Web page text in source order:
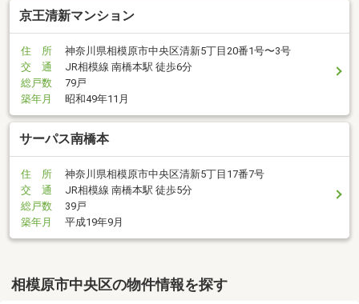
京王清新マンション
住 所
神奈川県相模原市中央区清新5丁目20番1号〜3号
交 通
JR相模線 南橋本駅 徒歩6分
総戸数
79戸
築年月
昭和49年11月
サーパス南橋本
住 所
神奈川県相模原市中央区清新5丁目17番7号
交 通
JR相模線 南橋本駅 徒歩5分
総戸数
39戸
築年月
平成19年9月
相模原市中央区の物件情報を探す